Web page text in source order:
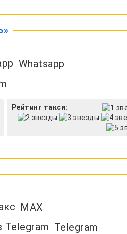
Whatsapp
Рейтинг такси:
MAX
Telegram